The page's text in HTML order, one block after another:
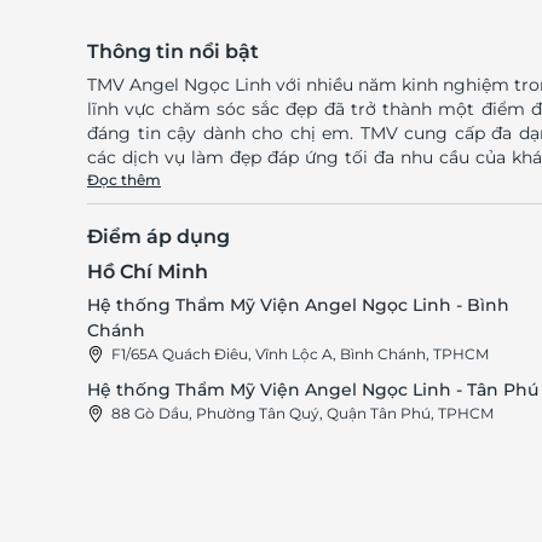
Thông tin nổi bật
TMV Angel Ngọc Linh với nhiều năm kinh nghiệm
lĩnh vực chăm sóc sắc đẹp đã trở thành một điểm
đáng tin cậy dành cho chị em. TMV cung cấp đa
các dịch vụ làm đẹp đáp ứng tối đa nhu cầu của
hàng. Đến với TMV Angel Ngọc Linh, bạn sẽ có cơ hội
hữu vẻ đẹp toàn diện từ làn da đến vóc dáng để
quyến rũ và tự tin trong cuộc sống hiện đại.
TMV Angel Ngọc Linh sở hữu một không gian làm
hiện đại, được bày trí trang nhã, tinh tế, cho khách
cảm giác thư giãn và thoải mái khi đến đây làm
Đặc biệt, TMV trang bị các dụng cụ và công nghệ
đẹp tiên tiến, sẵn sàng đem đến cho khách hàng
Đội ngũ nhân viên giàu kinh nghiệm với phong
phục vụ chuyên nghiệp và nhiệt tình cũng sẽ khiến
Đọc thêm
Điểm áp dụng
Hồ Chí Minh
Hệ thống Thẩm Mỹ Viện Angel Ngọc Linh - Bình
Chánh
F1/65A Quách Điêu, Vĩnh Lộc A, Bình Chánh, TPHCM
Hệ thống Thẩm Mỹ Viện Angel Ngọc Linh - Tân Phú
88 Gò Dầu, Phường Tân Quý, Quận Tân Phú, TPHCM